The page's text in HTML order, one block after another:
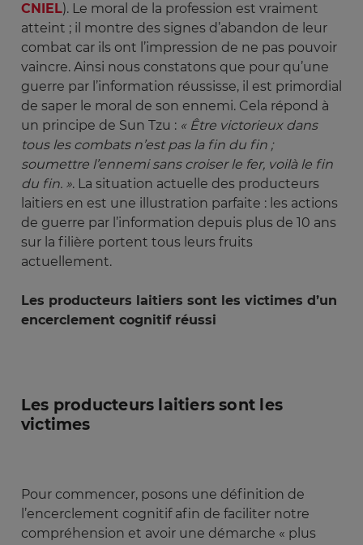
CNIEL). Le moral de la profession est vraiment
atteint ; il montre des signes d’abandon de leur
combat car ils ont l’impression de ne pas pouvoir
vaincre. Ainsi nous constatons que pour qu’une
guerre par l’information réussisse, il est primordial
de saper le moral de son ennemi. Cela répond à
un principe de Sun Tzu : « Être victorieux dans
tous les combats n’est pas la fin du fin ;
soumettre l’ennemi sans croiser le fer, voilà le fin
du fin. ». La situation actuelle des producteurs
laitiers en est une illustration parfaite : les actions
de guerre par l’information depuis plus de 10 ans
sur la filière portent tous leurs fruits
actuellement.
Les producteurs laitiers sont les victimes d’un
encerclement cognitif réussi
Les producteurs laitiers sont les
victimes
Pour commencer, posons une définition de
l’encerclement cognitif afin de faciliter notre
compréhension et avoir une démarche « plus